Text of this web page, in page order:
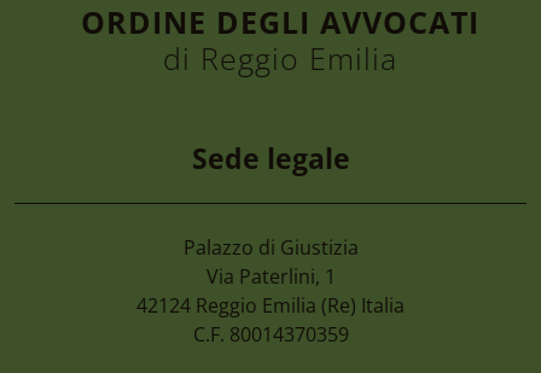
ORDINE DEGLI AVVOCATI
di Reggio Emilia
Sede legale
Palazzo di Giustizia
Via Paterlini, 1
42124 Reggio Emilia (Re) Italia
C.F. 80014370359